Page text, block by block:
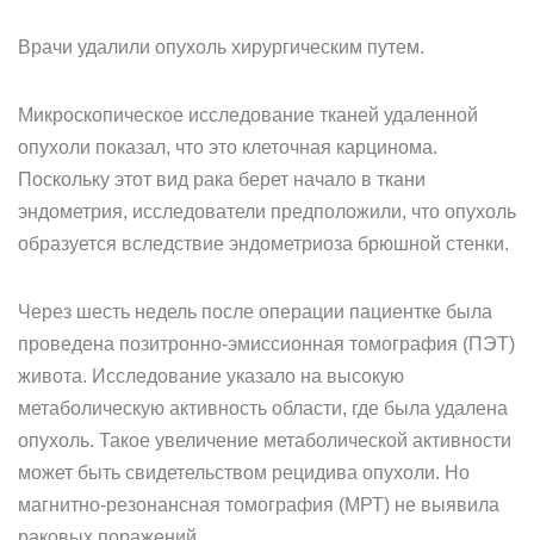
Врачи удалили опухоль хирургическим путем.
Микроскопическое исследование тканей удаленной
опухоли показал, что это клеточная карцинома.
Поскольку этот вид рака берет начало в ткани
эндометрия, исследователи предположили, что опухоль
образуется вследствие эндометриоза брюшной стенки.
Через шесть недель после операции пациентке была
проведена позитронно-эмиссионная томография (ПЭТ)
живота. Исследование указало на высокую
метаболическую активность области, где была удалена
опухоль. Такое увеличение метаболической активности
может быть свидетельством рецидива опухоли. Но
магнитно-резонансная томография (МРТ) не выявила